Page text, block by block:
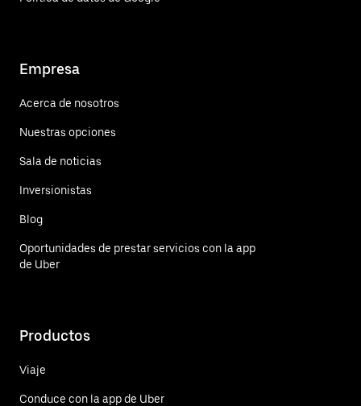
Empresa
Acerca de nosotros
Nuestras opciones
Sala de noticias
Inversionistas
Blog
Oportunidades de prestar servicios con la app
de Uber
Productos
Viaje
Conduce con la app de Uber